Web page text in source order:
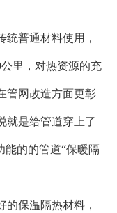
普通材料使用，
里，对热资源的充
管网改造方面更彰
就是给管道穿上了
能的的管道“保暖隔
保温隔热材料，